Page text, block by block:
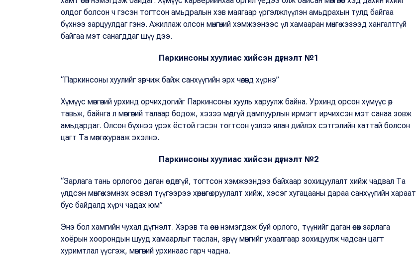
олдог болсон ч гэсэн тогтсон амьдралын хэв маягаар үргэлжлүүлэн амьдрахын тулд байгаа
бүхнээ зарцуулдаг гэнэ. Ажиллаж олсон мөнгөний хэмжээнээс үл хамааран мөнгө хэзээд хангалтгүй
байгаа мэт санагддаг шүү дээ.
Паркинсоны хуулиас хийсэн дүгнэлт №1
“Паркинсоны хуулийг зөрчиж байж санхүүгийн эрх чөлөөнд хүрнэ”
Хүмүүс мөнгөний урхинд орчихдогийг Паркинсоны хууль харуулж байна. Урхинд орсон хүмүүс өр
тавьж, байнга л мөнгөний талаар бодож, хэзээ мөдгүй дампуурлын ирмэгт ирчихсэн мэт санаа зовж
амьдардаг. Олсон бүхнээ үрэх ёстой гэсэн тогтсон үзлээ ялан дийлэх сэтгэлийн хаттай болсон
цагт Та мөнгө хурааж эхэлнэ.
Паркинсоны хуулиас хийсэн дүгнэлт №2
“Зарлага тань орлогоо даган өсдөггүй, тогтсон хэмжээндээ байхаар зохицуулалт хийж чадвал Та
үлдсэн мөнгөө хэмнэх эсвэл түүгээрээ хөрөнгө оруулалт хийж, хэсэг хугацааны дараа санхүүгийн хараат
бус байдалд хүрч чадах юм”
Энэ бол хамгийн чухал дүгнэлт. Хэрэв та өсөн нэмэгдэж буй орлого, түүнийг даган өсөх зарлага
хоёрын хоорондын шууд хамаарлыг таслан, зөрүү мөнгийг ухаалгаар зохицуулж чадсан цагт
хуримтлал үүсгэж, мөнгөний урхинаас гарч чадна.